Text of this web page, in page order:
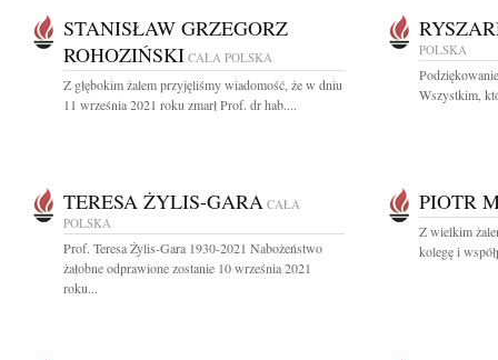
STANISŁAW GRZEGORZ
ROHOZIŃSKI CAŁA POLSKA
Z głębokim żalem przyjęliśmy wiadomość, że w dniu
11 września 2021 roku zmarł Prof. dr hab....
POLSKA
Wszystkim,
TERESA ŻYLIS-GARA CAŁA
POLSKA
Prof. Teresa Żylis-Gara 1930-2021 Nabożeństwo
żałobne odprawione zostanie 10 września 2021
roku...
PIOTR
Z wielkim
kolegę i